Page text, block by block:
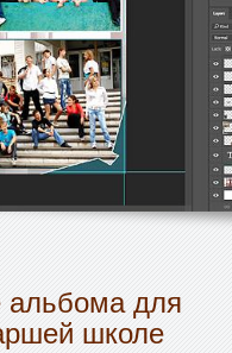
альбома для
школе